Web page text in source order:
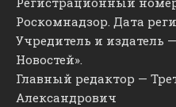
Роскомнадзор. Дата
Учредитель и издатель
Новостей».
Главный редактор —
Александрович